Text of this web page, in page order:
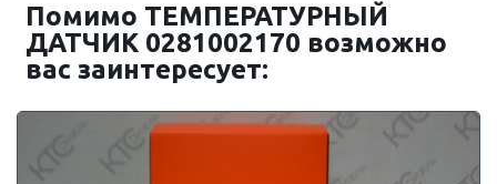
Помимо ТЕМПЕРАТУРНЫЙ
ДАТЧИК 0281002170 возможно
вас заинтересует: